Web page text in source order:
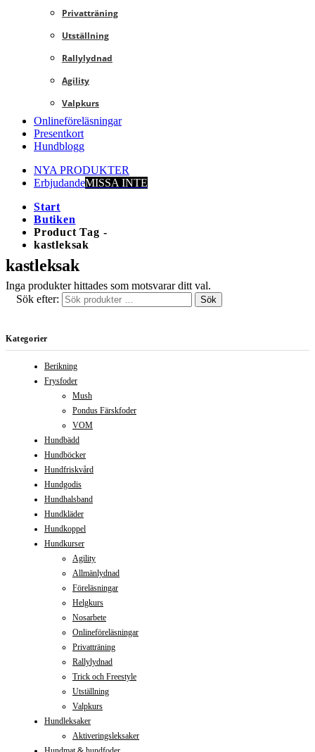
Privatträning
Utställning
Rallylydnad
Agility
Valpkurs
Onlineföreläsningar
Presentkort
Hundblogg
NYA PRODUKTER
ErbjudandeMISSA INTE
Start
Butiken
Product Tag -
kastleksak
kastleksak
Inga produkter hittades som motsvarar ditt val.
Sök efter:
Sök
Kategorier
Berikning
Frysfoder
Mush
Pondus Färskfoder
VOM
Hundbädd
Hundböcker
Hundfriskvård
Hundgodis
Hundhalsband
Hundkläder
Hundkoppel
Hundkurser
Agility
Allmänlydnad
Föreläsningar
Helgkurs
Nosarbete
Onlineföreläsningar
Privatträning
Rallylydnad
Trick och Freestyle
Utställning
Valpkurs
Hundleksaker
Aktiveringsleksaker